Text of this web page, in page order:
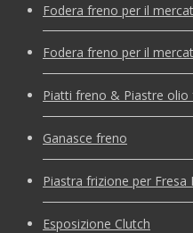
Fodera freno per il
Fodera freno per il
Piatti freno & Piastre olio
Ganasce freno
Piastra frizione per Fresa
Esposizione Clutch